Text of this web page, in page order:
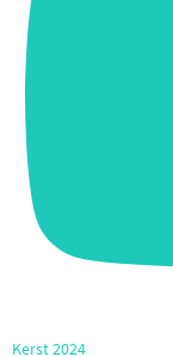
Kerst 2024